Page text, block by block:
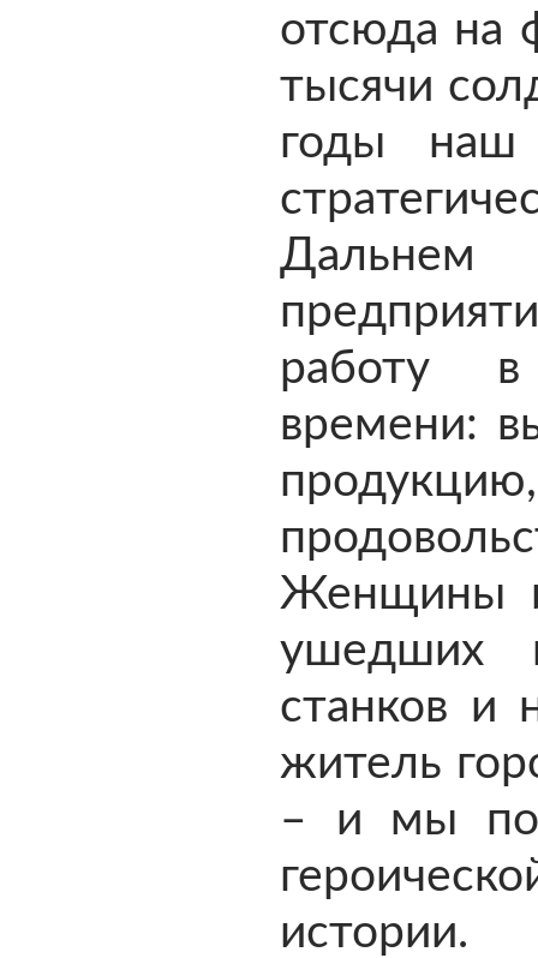
отсюда на
тысячи
годы наш
Дальнем
работу в
времени:
Женщины
ушедших
станков и
житель
– и мы по
истории.